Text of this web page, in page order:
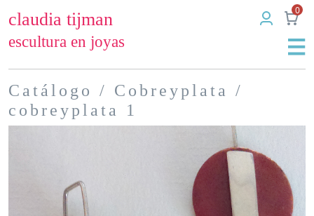
claudia tijman
escultura en joyas
0
Catálogo / Cobreyplata
/
cobreyplata 1